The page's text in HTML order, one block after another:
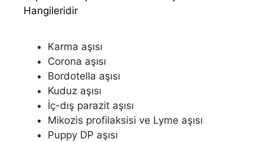
Hangileridir
Karma aşısı
Corona aşısı
Bordotella aşısı
Kuduz aşısı
İç-dış parazit aşısı
Mikozis profilaksisi ve Lyme aşısı
Puppy DP aşısı